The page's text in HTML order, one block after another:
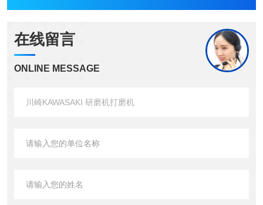
在线留言
ONLINE MESSAGE